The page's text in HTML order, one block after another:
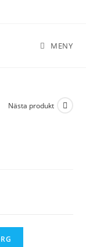
MENY
Nästa produkt